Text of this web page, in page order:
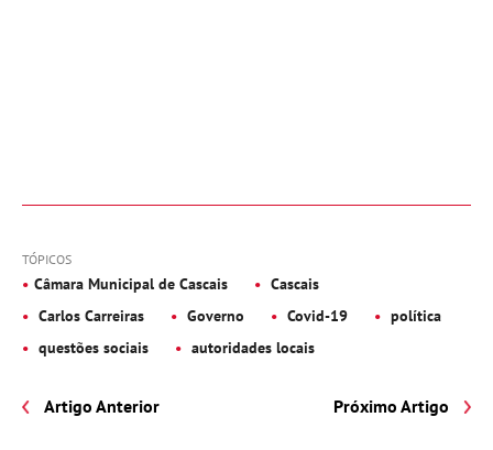
TÓPICOS
Câmara Municipal de Cascais
Cascais
Carlos Carreiras
Governo Covid-19
política
questões sociais
autoridades locais
Artigo Anterior Próximo Artigo